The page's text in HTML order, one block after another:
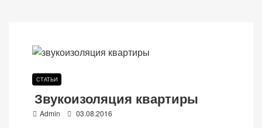
СТАТЬИ
Звукоизоляция квартиры
Admin 03.08.2016